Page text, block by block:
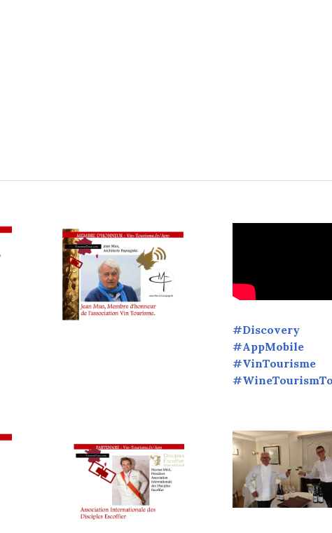
J Y Perard au Kura Paris
#Discovery
#AppMobile
#VinTourisme